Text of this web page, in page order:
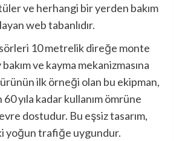
ve herhangi bir yerden bakım
web tabanlıdır.
10 metrelik direğe monte
ve kayma mekanizmasına
ilk örneği olan bu ekipman,
yıla kadar kullanım ömrüne
dostudur. Bu eşsiz tasarım,
yoğun trafiğe uygundur.